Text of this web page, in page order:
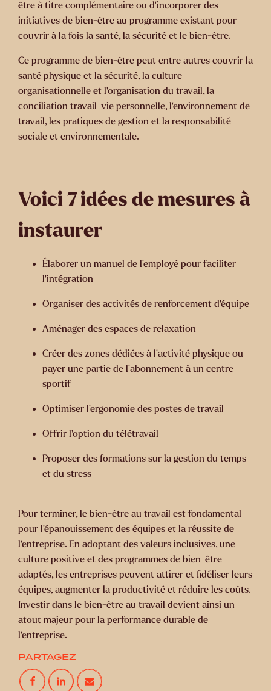
être à titre complémentaire ou d’incorporer des
initiatives de bien-être au programme existant pour
couvrir à la fois la santé, la sécurité et le bien-être.
Ce programme de bien-être peut entre autres couvrir la
santé physique et la sécurité, la culture
organisationnelle et l’organisation du travail, la
conciliation travail-vie personnelle, l’environnement de
travail, les pratiques de gestion et la responsabilité
sociale et environnementale.
Voici 7 idées de mesures à
instaurer
Élaborer un manuel de l'employé pour faciliter
l'intégration
Organiser des activités de renforcement d’équipe
Aménager des espaces de relaxation
Créer des zones dédiées à l'activité physique ou
payer une partie de l'abonnement à un centre
sportif
Optimiser l'ergonomie des postes de travail
Offrir l'option du télétravail
Proposer des formations sur la gestion du temps
et du stress
Pour terminer, le bien-être au travail est fondamental
pour l'épanouissement des équipes et la réussite de
l'entreprise. En adoptant des valeurs inclusives, une
culture positive et des programmes de bien-être
adaptés, les entreprises peuvent attirer et fidéliser leurs
équipes, augmenter la productivité et réduire les coûts.
Investir dans le bien-être au travail devient ainsi un
atout majeur pour la performance durable de
l'entreprise.
PARTAGEZ